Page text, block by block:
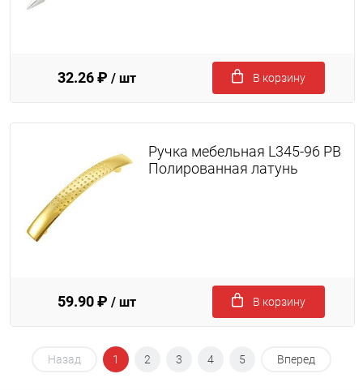
32.26 ₽ / шт В корзину
Ручка мебельная L345-96 PB
Полированная латунь
59.90 ₽ / шт В корзину
Назад 1 2 3 4 5 Вперед